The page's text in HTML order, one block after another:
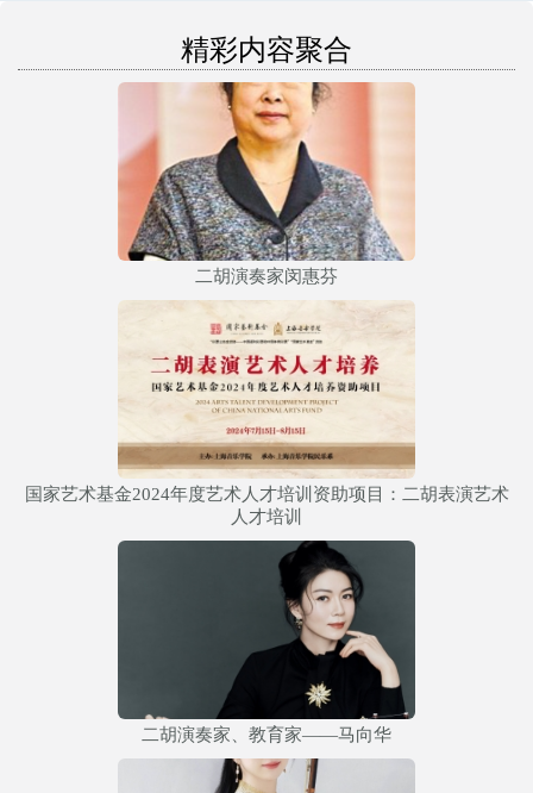
精彩内容聚合
二胡演奏家闵惠芬
国家艺术基金2024年度艺术人才培训资助项目：二胡表演艺术
人才培训
二胡演奏家、教育家——马向华